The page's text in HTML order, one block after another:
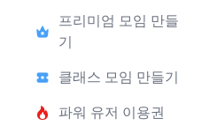
프리미엄 모임 만들
기
클래스 모임 만들기
파워 유저 이용권